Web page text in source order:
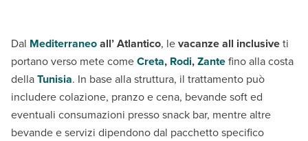
Dal Mediterraneoall’ Atlantico, levacanze all inclusiveti
portano verso mete comeCreta, Rodi,Zantefino alla costa
dellaTunisia. In base alla struttura, il trattamento può
includere colazione, pranzo e cena, bevande soft ed
eventuali consumazioni presso snack bar, mentre altre
bevande e servizi dipendono dal pacchetto specifico